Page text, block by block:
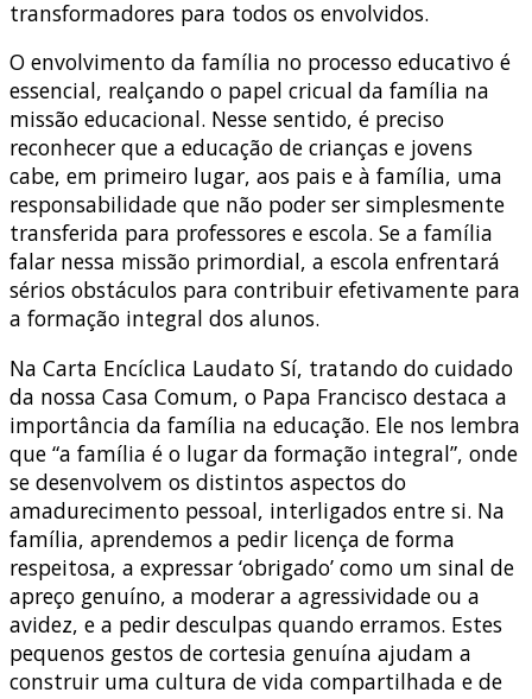
transformadores para todos os envolvidos.
O envolvimento da família no processo educativo é
essencial, realçando o papel cricual da família na
missão educacional. Nesse sentido, é preciso
reconhecer que a educação de crianças e jovens
cabe, em primeiro lugar, aos pais e à família, uma
responsabilidade que não poder ser simplesmente
transferida para professores e escola. Se a família
falar nessa missão primordial, a escola enfrentará
sérios obstáculos para contribuir efetivamente para
a formação integral dos alunos.
Na Carta Encíclica Laudato Sí, tratando do cuidado
da nossa Casa Comum, o Papa Francisco destaca a
importância da família na educação. Ele nos lembra
que “a família é o lugar da formação integral”, onde
se desenvolvem os distintos aspectos do
amadurecimento pessoal, interligados entre si. Na
família, aprendemos a pedir licença de forma
respeitosa, a expressar ‘obrigado’ como um sinal de
apreço genuíno, a moderar a agressividade ou a
avidez, e a pedir desculpas quando erramos. Estes
pequenos gestos de cortesia genuína ajudam a
construir uma cultura de vida compartilhada e de